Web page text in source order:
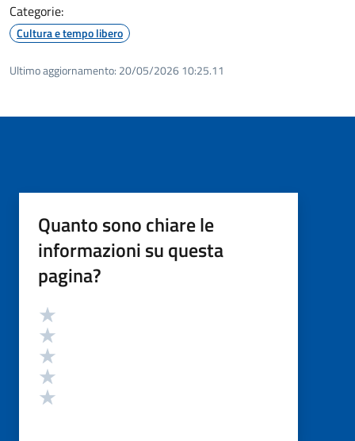
Categorie:
Cultura e tempo libero
Ultimo aggiornamento: 20/05/2026 10:25.11
Quanto sono chiare le
informazioni su questa
pagina?
Valutazione